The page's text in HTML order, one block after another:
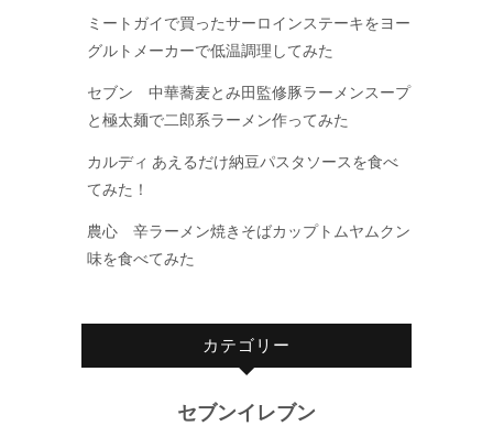
ミートガイで買ったサーロインステーキをヨー
グルトメーカーで低温調理してみた
セブン 中華蕎麦とみ田監修豚ラーメンスープ
と極太麺で二郎系ラーメン作ってみた
カルディ あえるだけ納豆パスタソースを食べ
てみた！
農心 辛ラーメン焼きそばカップトムヤムクン
味を食べてみた
カテゴリー
セブンイレブン